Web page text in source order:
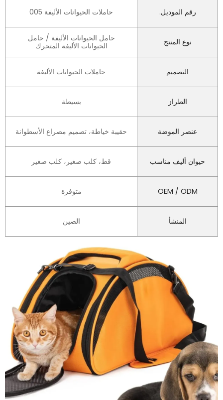
رقم الموديل. حاملات الحيوانات الأليفة 005
نوع المنتج
حامل الحيوانات الأليفة / حامل
الحيوانات الأليفة المتحرك
التصميم حاملات الحيوانات الأليفة
الطراز بسيطة
عنصر الموضة حقيبة خياطة، تصميم مصراع الأسطوانة
حيوان أليف مناسب قط، كلب صغير، كلب صغير
OEM / ODM متوفرة
المنشأ الصين